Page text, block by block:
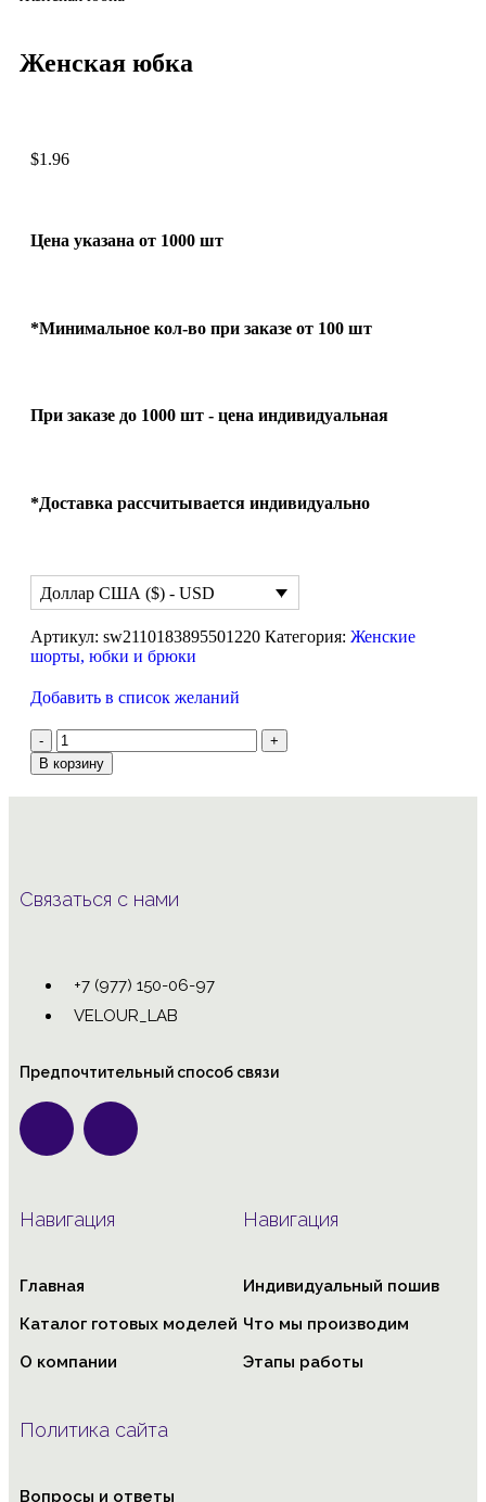
Женская юбка
$1.96
Цена указана от 1000 шт
*Минимальное кол-во при заказе от 100 шт
При заказе до 1000 шт - цена индивидуальная
*Доставка рассчитывается индивидуально
Доллар США ($) - USD
Артикул: sw2110183895501220 Категория: Женские
шорты, юбки и брюки
Добавить в список желаний
В корзину
Связаться с нами
+7 (977) 150-06-97
VELOUR_LAB
Предпочтительный способ связи
Навигация
Главная
Каталог готовых моделей
О компании
Навигация
Индивидуальный пошив
Что мы производим
Этапы работы
Политика сайта
Вопросы и ответы